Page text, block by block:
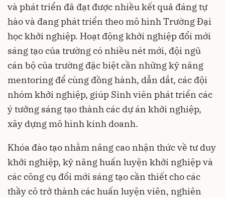
và phát triển đã đạt được nhiều kết quả đáng tự
hào và đang phát triển theo mô hình Trường Đại
học khởi nghiệp. Hoạt động khởi nghiệp đổi mới
sáng tạo của trường có nhiều nét mới, đội ngũ
cán bộ của trường đặc biệt cần những kỹ năng
mentoring để cùng đồng hành, dẫn dắt, các đội
nhóm khởi nghiệp, giúp Sinh viên phát triển các
ý tưởng sáng tạo thành các dự án khởi nghiệp,
xây dựng mô hình kinh doanh.
Khóa đào tạo nhằm nâng cao nhận thức về tư duy
khởi nghiệp, kỹ năng huấn luyện khởi nghiệp và
các công cụ đổi mới sáng tạo cần thiết cho các
thầy cô trở thành các huấn luyện viên, nghiên